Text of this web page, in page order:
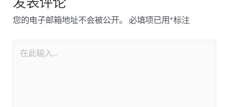
您的电子邮箱地址不会被公开。 必填项已用*标注